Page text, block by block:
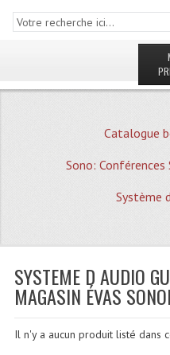
Quoi
Le
Catalogue
Sono: Conférences
Système
SYSTEME D AUDIO
MAGASIN ÉVAS
Il n'y a aucun produit listé dans